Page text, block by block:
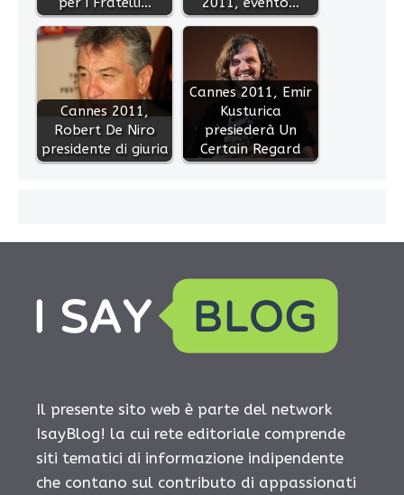
Cannes 2011,
Robert De Niro
presidente di giuria
Cannes 2011, Emir
Kusturica
presiederà Un
Certain Regard
Il presente sito web è parte del network
IsayBlog! la cui rete editoriale comprende
siti tematici di informazione indipendente
che contano sul contributo di appassionati